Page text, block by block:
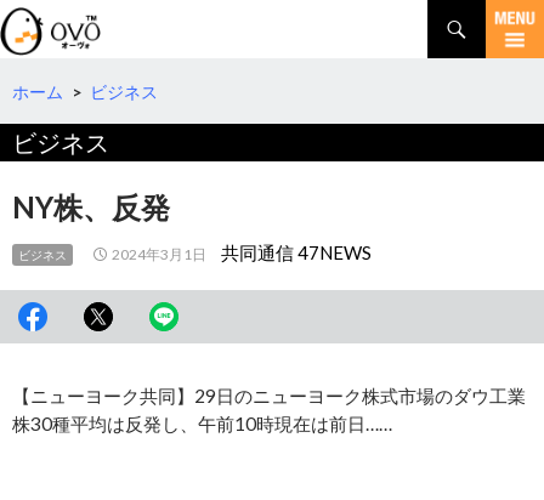
検
索
コ
テ
へ
移
動
ホーム > ビジネス
ビジネス
NY株、反発
ビジネス 2024年3月1日 共同通信 47NEWS
【ニューヨーク共同】29日のニューヨーク株式市場のダウ工業
株30種平均は反発し、午前10時現在は前日……